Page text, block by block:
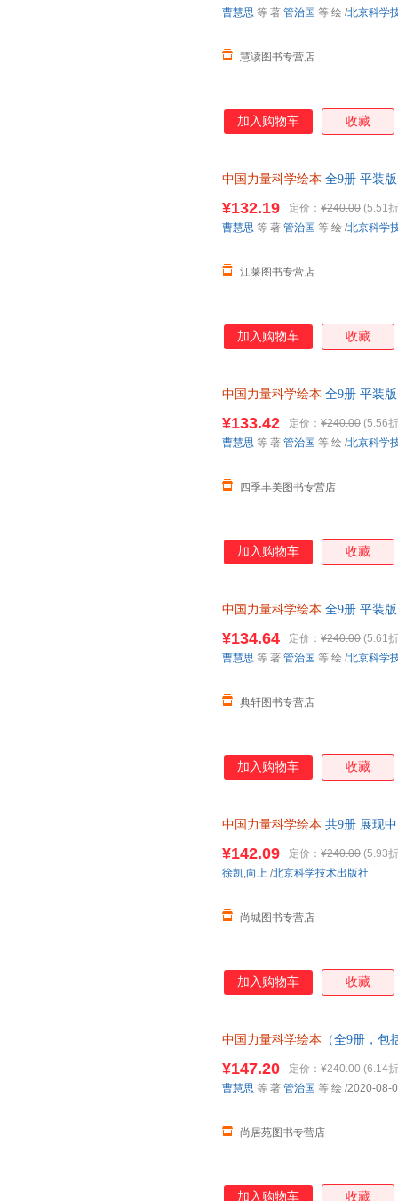
慧读图书专营店
曹慧思 等 著 管治国 等 绘 /北京科学
加入购物车 收藏
中国力量科学绘本 全9册 平装
¥132.19 定价： ¥240.00 (5.51
江莱图书专营店
曹慧思 等 著 管治国 等 绘 /北京科学
加入购物车 收藏
中国力量科学绘本 全9册 平装
¥133.42 定价： ¥240.00 (5.56
四季丰美图书专营店
曹慧思 等 著 管治国 等 绘 /北京科学
加入购物车 收藏
中国力量科学绘本 全9册 平装
¥134.64 定价： ¥240.00 (5.61
典轩图书专营店
曹慧思 等 著 管治国 等 绘 /北京科学
加入购物车 收藏
中国力量科学绘本 共9册 展现
当当客服
¥142.09 定价： ¥240.00 (5.93
尚城图书专营店
徐凯,向上 /北京科学技术出版社
加入购物车 收藏
中国力量科学绘本 （全9册，包
心下单，本店所有商品均可开
¥147.20 定价： ¥240.00 (6.14
尚居苑图书专营店
曹慧思 等 著 管治国 等 绘 /2020-08-
加入购物车 收藏